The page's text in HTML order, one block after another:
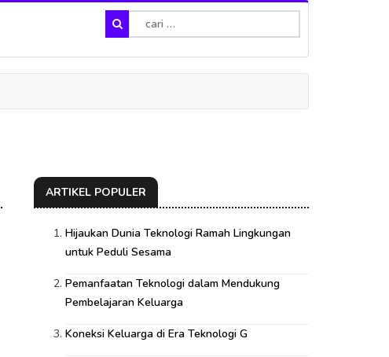
ARTIKEL POPULER
Hijaukan Dunia Teknologi Ramah Lingkungan
untuk Peduli Sesama
Pemanfaatan Teknologi dalam Mendukung
Pembelajaran Keluarga
Koneksi Keluarga di Era Teknologi G